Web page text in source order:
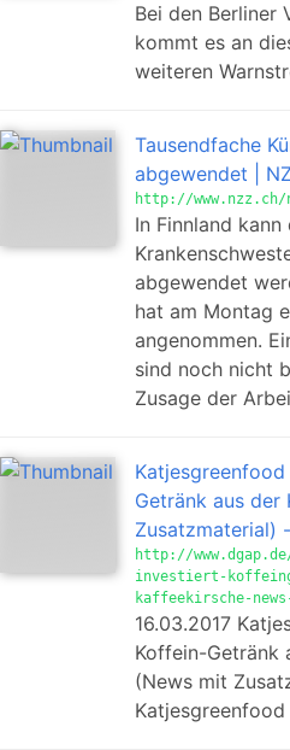
Bei den Berliner
kommt es an
weiteren
Tausendfache
abgewendet |
http://www.nzz.ch/
In Finnland
abgewendet
hat am Montag
angenommen.
sind noch nicht
Zusage der
Getränk aus der
Zusatzmaterial)
http://
investiert-
kaffeekirsche-
16.03.2017
Koffein-Getränk
(News mit
Katjesgreenfood |